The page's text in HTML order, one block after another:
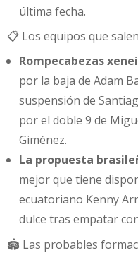
última fecha.
📋 Los equipos que
Rompecabezas
por la baja de Adam
suspensión de
por el doble 9 de
Giménez.
La propuesta
mejor que tiene
ecuatoriano Kenny
dulce tras empatar
🏟️ Las probables